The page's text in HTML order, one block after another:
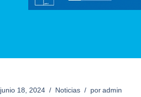
junio 18, 2024 Noticias poradmin